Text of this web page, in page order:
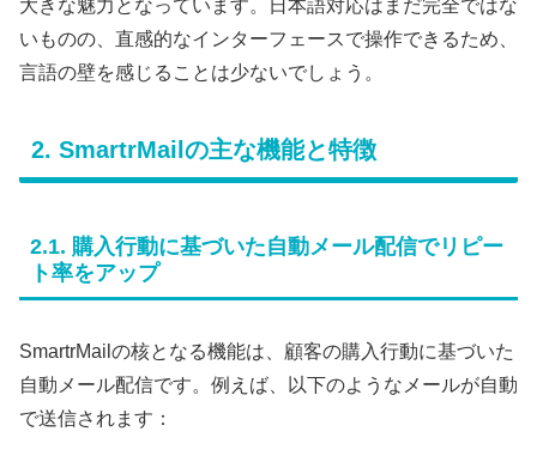
大きな魅力となっています。日本語対応はまだ完全ではな
いものの、直感的なインターフェースで操作できるため、
言語の壁を感じることは少ないでしょう。
2. SmartrMailの主な機能と特徴
2.1. 購入行動に基づいた自動メール配信でリピー
ト率をアップ
SmartrMailの核となる機能は、顧客の購入行動に基づいた
自動メール配信です。例えば、以下のようなメールが自動
で送信されます：